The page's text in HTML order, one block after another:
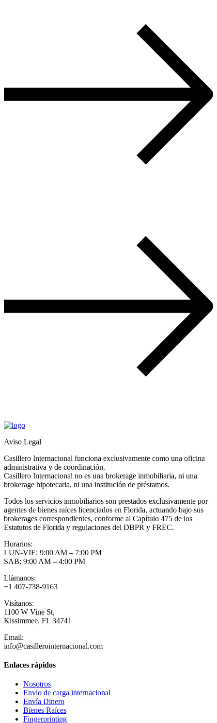
Aviso Legal
Casillero Internacional funciona exclusivamente como una oficina
administrativa y de coordinación.
Casillero Internacional no es una brokerage inmobiliaria, ni una
brokerage hipotecaria, ni una institución de préstamos.
Todos los servicios inmobiliarios son prestados exclusivamente por
agentes de bienes raíces licenciados en Florida, actuando bajo sus
brokerages correspondientes, conforme al Capítulo 475 de los
Estatutos de Florida y regulaciones del DBPR y FREC.
Horarios:
LUN-VIE: 9:00 AM – 7:00 PM
SAB: 9:00 AM – 4:00 PM
Llámanos:
+1 407-738-9163
Visítanos:
1100 W Vine St,
Kissimmee, FL 34741
Email:
info@casillerointernacional.com
Enlaces rápidos
Nosotros
Envio de carga internacional
Envía Dinero
Bienes Raíces
Fingerprinting